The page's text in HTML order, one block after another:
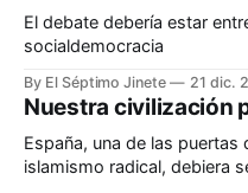
El debate debería estar
socialdemocracia
By El Séptimo Jinete 21 dic.
Nuestra civilización
España, una de las puertas
islamismo radical, debiera